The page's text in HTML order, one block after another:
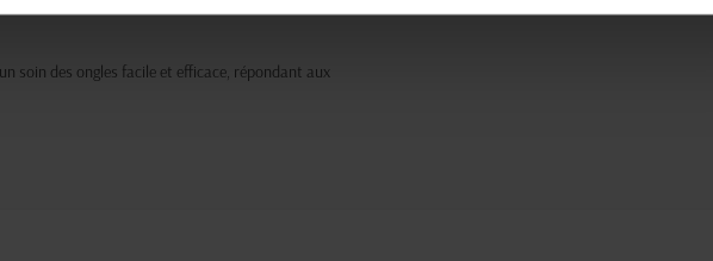
soin des ongles facile et efficace, répondant aux